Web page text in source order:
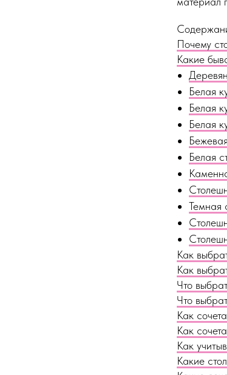
Почему
Какие
Белая
Белая
Белая
Белая
Темная
Как
Как
Что
Что
Как
Как
Как
Какие